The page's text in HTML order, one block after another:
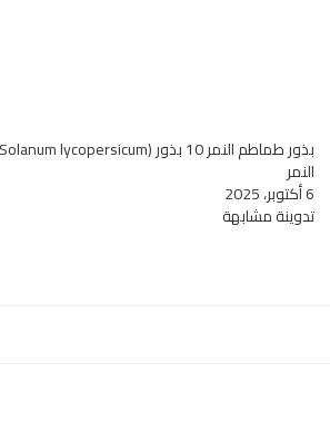
النمر
6 أكتوبر، 2025
تدوينة مشابهة